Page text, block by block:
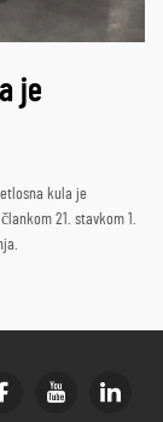
je
kula je
21. stavkom 1.